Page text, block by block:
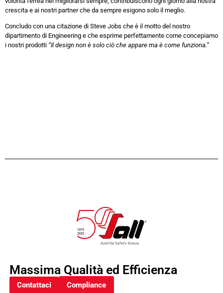
crescita e ai nostri partner che da sempre esigono solo il meglio.
Concludo con una citazione di Steve Jobs che è il motto del nostro
dipartimento di Engineering e che esprime perfettamente come concepiamo
i nostri prodotti “Il design non è solo ciò che appare ma è come funziona.”
Massima Qualità ed Efficienza
Contattaci Compliance